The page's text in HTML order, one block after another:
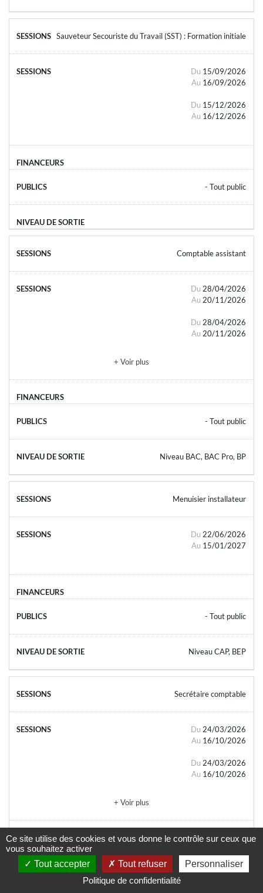
Sauveteur Secouriste du Travail (SST) : Formation initiale
Du 15/09/2026
Au 16/09/2026
Du 15/12/2026
Au 16/12/2026
- Tout public
Comptable assistant
Du 28/04/2026
Au 20/11/2026
Du 28/04/2026
Au 20/11/2026
+ Voir plus
- Tout public
Niveau BAC, BAC Pro, BP
Menuisier installateur
Du 22/06/2026
Au 15/01/2027
- Tout public
Niveau CAP, BEP
Secrétaire comptable
Du 24/03/2026
Au 16/10/2026
Du 24/03/2026
Au 16/10/2026
+ Voir plus
- Tout public
Ce site utilise des cookies et vous donne le contrôle sur ceux que
vous souhaitez activer
Tout accepter
Tout refuser
Personnaliser
Politique de confidentialité